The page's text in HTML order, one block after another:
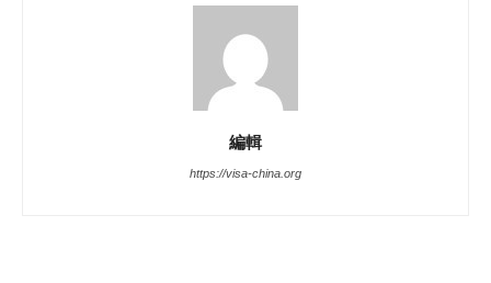
編輯
https://visa-china.org